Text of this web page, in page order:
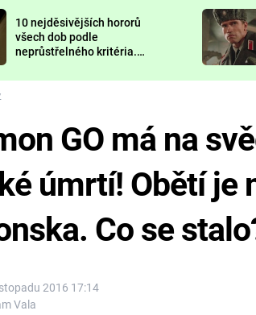
10 nejděsivějších hororů
všech dob podle
neprůstřelného kritéria.
nejvíc zvednou tep?
2016 17:14
Vala
GO má na
úmrtí! Obětí je
Co se